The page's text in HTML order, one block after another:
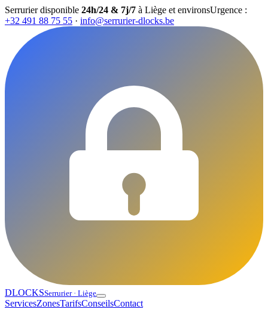
Serrurier disponible 24h/24 & 7j/7 à Liège et environsUrgence :
+32 491 88 75 55 · info@serrurier-dlocks.be
DLOCKSSerrurier · Liège
ServicesZonesTarifsConseilsContact